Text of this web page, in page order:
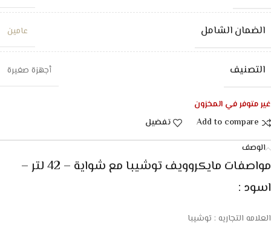
الضمان الشامل عامين
التصنيف أجهزة صغيرة
غير متوفر في المخزون
Add to compare
تفضيل
الوصف
مواصفات مايكروويف توشيبا مع شواية – 42 لتر –
اسود :
العلامه التجاريه : توشيبا